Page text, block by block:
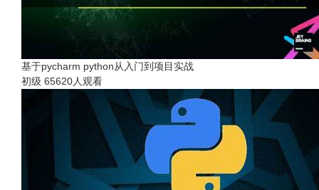
基于pycharm python从入门到项目实战
初级 65620人观看